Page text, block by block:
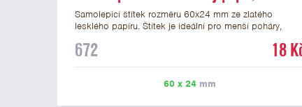
mm
Samolepicí štítek rozměru 60x24 mm ze zlatého
lesklého papíru. Štítek je ideální pro menší poháry,
možné vytisknout libovolné logo nebo text. Potisk
a případné další podklady pro výrobu štítku je možné
672 18
60 x 24 mm